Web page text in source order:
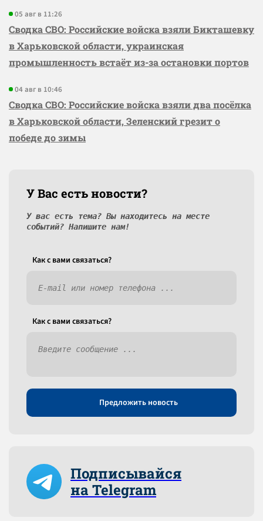
05 авг в 11:26
Сводка СВО: Российские войска взяли Бикташевку
в Харьковской области, украинская
промышленность встаёт из-за остановки портов
04 авг в 10:46
Сводка СВО: Российские войска взяли два посёлка
в Харьковской области, Зеленский грезит о
победе до зимы
У Вас есть новости?
У вас есть тема? Вы находитесь на месте
событий? Напишите нам!
Как c вами связаться?
Как c вами связаться?
Предложить новость
Подписывайся
на Telegram